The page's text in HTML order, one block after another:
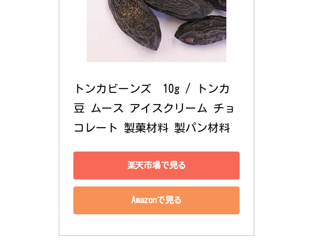
トンカビーンズ　10g / トンカ
豆 ムース アイスクリーム チョ
コレート 製菓材料 製パン材料
楽天市場で見る
Amazonで見る